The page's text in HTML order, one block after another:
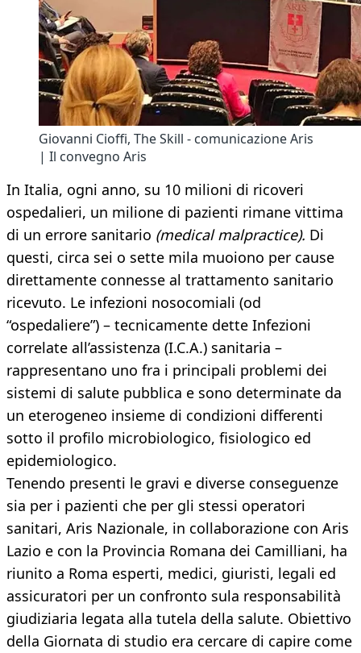
Giovanni Cioffi, The Skill - comunicazione Aris
| Il convegno Aris
In Italia, ogni anno, su 10 milioni di ricoveri
ospedalieri, un milione di pazienti rimane vittima
di un errore sanitario (medical malpractice). Di
questi, circa sei o sette mila muoiono per cause
direttamente connesse al trattamento sanitario
ricevuto. Le infezioni nosocomiali (od
“ospedaliere”) – tecnicamente dette Infezioni
correlate all’assistenza (I.C.A.) sanitaria –
rappresentano uno fra i principali problemi dei
sistemi di salute pubblica e sono determinate da
un eterogeneo insieme di condizioni differenti
sotto il profilo microbiologico, fisiologico ed
epidemiologico.
Tenendo presenti le gravi e diverse conseguenze
sia per i pazienti che per gli stessi operatori
sanitari, Aris Nazionale, in collaborazione con Aris
Lazio e con la Provincia Romana dei Camilliani, ha
riunito a Roma esperti, medici, giuristi, legali ed
assicuratori per un confronto sula responsabilità
giudiziaria legata alla tutela della salute. Obiettivo
della Giornata di studio era cercare di capire come